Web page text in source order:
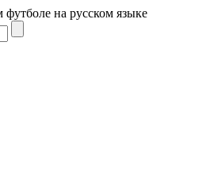
на русском языке